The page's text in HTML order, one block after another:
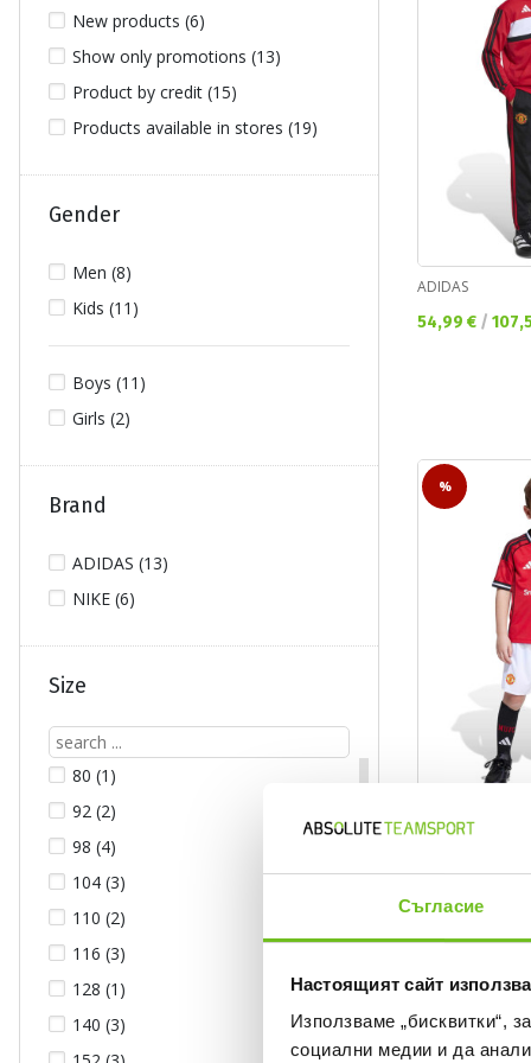
Съгласие
Настоящият сайт
Използваме „бисквитки“,
социални медии и да
New products (6)
Show only promotions (13)
Product by credit (15)
Products available in stores (19)
Gender
Men (8)
Kids (11)
Boys (11)
Girls (2)
Brand
ADIDAS (13)
NIKE (6)
Size
80 (1)
92 (2)
98 (4)
104 (3)
110 (2)
116 (3)
128 (1)
140 (3)
ADIDAS
Текуща цена:
54,99 € /
%
ADIDAS
Home Mini Kit
Текуща цена:
48,99 €/
Regular price:
%